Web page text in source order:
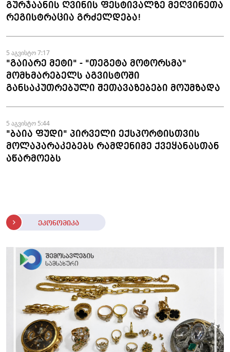
გურჯაანის ღვინის ფესტივალზე მეღვინეთა
რეგისტრაცია გრძელდება!
5 აგვისტო 7:17
"გაიარე მეტი" - "თეგეტა მოტორსმა"
მომხმარებელს აგვისტოში
განსაკუთრებული შეთავაზებები მოუმზადა
5 აგვისტო 5:44
"ბაია ფუდი" პირველი ექსპორტისთვის
მოლაპარაკებებს რამდენიმე ქვეყანასთან
აწარმოებს
ეკონომიკა